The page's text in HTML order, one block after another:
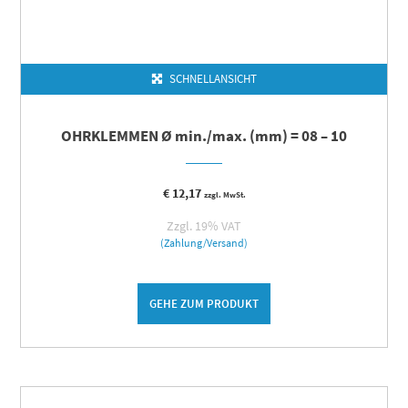
SCHNELLANSICHT
OHRKLEMMEN Ø min./max. (mm) = 08 – 10
€12,17 zzgl. MwSt.
Zzgl. 19% VAT
(Zahlung/Versand)
GEHE ZUM PRODUKT